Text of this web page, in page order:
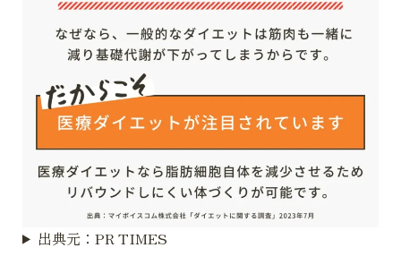
出典元：PR TIMES